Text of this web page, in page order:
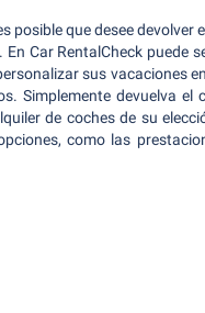
posible que desee devolver
Car RentalCheck puede
sus vacaciones
Simplemente devuelva el
de coches de su
como las